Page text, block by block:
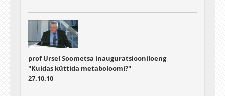
prof Ursel Soometsa inauguratsiooniloeng
"Kuidas küttida metaboloomi?"
27.10.10